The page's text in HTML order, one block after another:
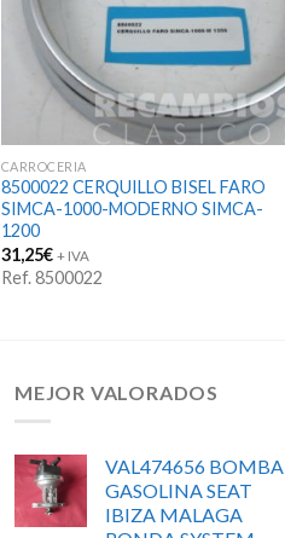
CARROCERIA
8500022 CERQUILLO BISEL FARO
SIMCA-1000-MODERNO SIMCA-
1200
31,25€ + IVA
Ref. 8500022
MEJOR VALORADOS
VAL474656 BOMBA
GASOLINA SEAT
IBIZA MALAGA